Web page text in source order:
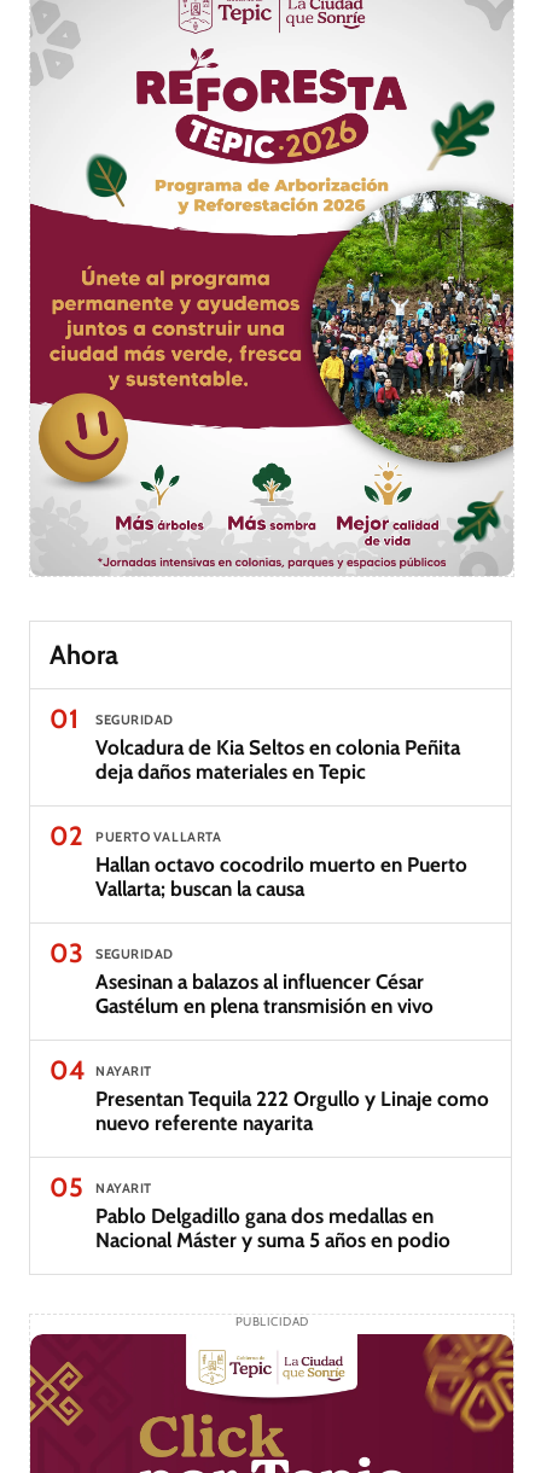
Ahora
01
SEGURIDAD
Volcadura de Kia Seltos en colonia Peñita
deja daños materiales en Tepic
02 PUERTO VALLARTA
Hallan octavo cocodrilo muerto en Puerto
Vallarta; buscan la causa
03 SEGURIDAD
Asesinan a balazos al influencer César
Gastélum en plena transmisión en vivo
04 NAYARIT
Presentan Tequila 222 Orgullo y Linaje como
nuevo referente nayarita
05 NAYARIT
Pablo Delgadillo gana dos medallas en
Nacional Máster y suma 5 años en podio
PUBLICIDAD